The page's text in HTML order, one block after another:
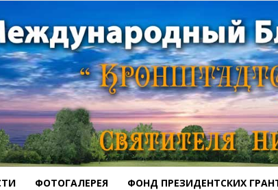
ФОТОГАЛЕРЕЯ ФОНД ПРЕЗИДЕНТСКИХ